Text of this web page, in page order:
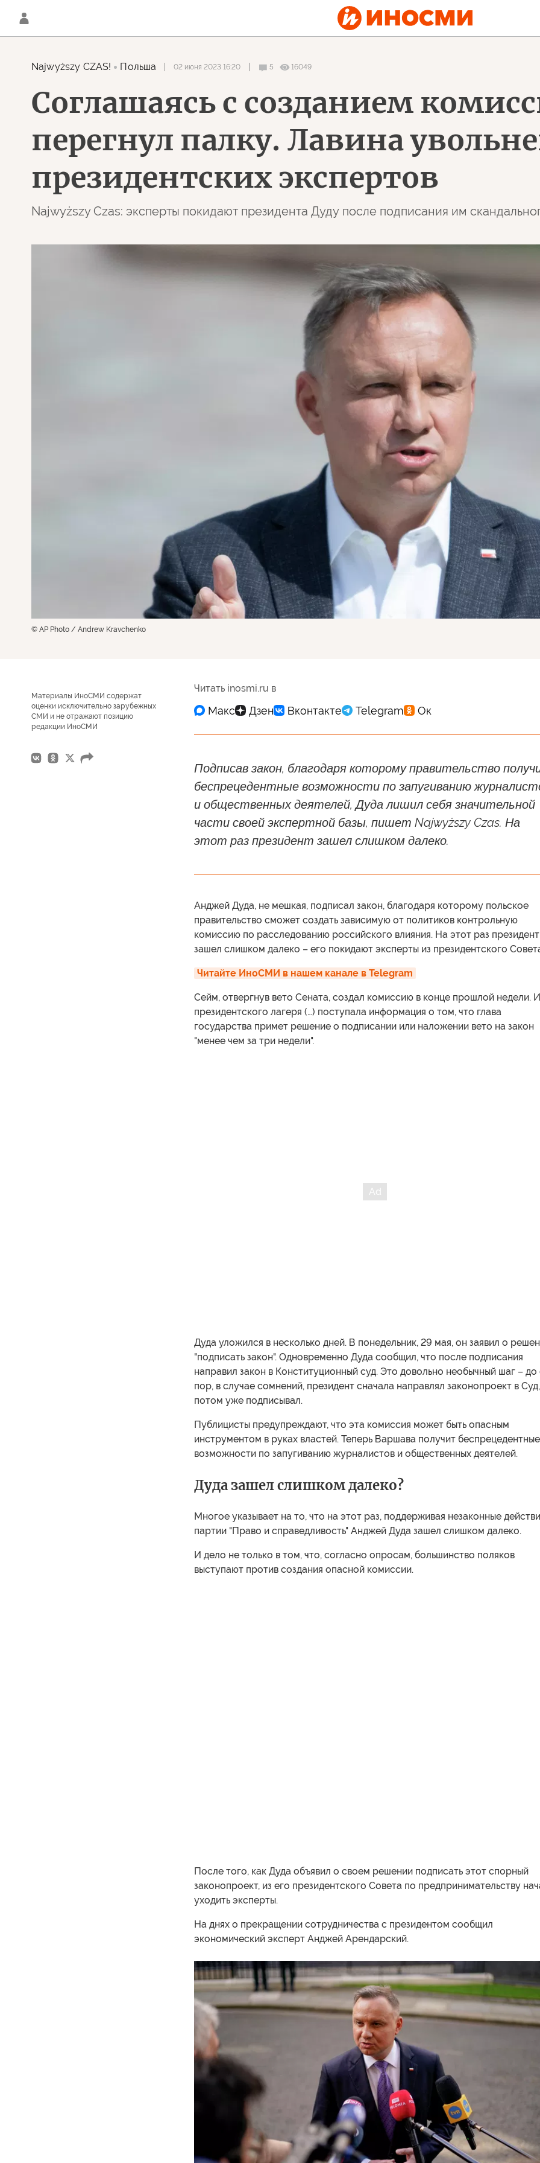
Najwyższy CZAS! Польша 02 июня 2023 16:20 5 16049
Соглашаясь с созданием
перегнул палку. Лавина
президентских экспертов
Najwyższy Czas: эксперты покидают президента Дуду после подписания им
© AP Photo / Andrew Kravchenko
Материалы ИноСМИ содержат
оценки исключительно зарубежных
СМИ и не отражают позицию
редакции ИноСМИ
Читать inosmi.ru в
Подписав закон, благодаря которому правительство
беспрецедентные возможности по запугиванию
и общественных деятелей, Дуда лишил себя значительной
части своей экспертной базы, пишет Najwyższy Czas. На
этот раз президент зашел слишком далеко.
Анджей Дуда, не мешкая, подписал закон, благодаря которому польское
правительство сможет создать зависимую от политиков контрольную
комиссию по расследованию российского влияния. На этот раз президент
зашел слишком далеко – его покидают эксперты из президентского
Читайте ИноСМИ в нашем канале в Telegram
Сейм, отвергнув вето Сената, создал комиссию в конце прошлой недели.
президентского лагеря (…) поступала информация о том, что глава
государства примет решение о подписании или наложении вето на закон
"менее чем за три недели".
Дуда уложился в несколько дней. В понедельник, 29 мая, он заявил о
"подписать закон". Одновременно Дуда сообщил, что после подписания
направил закон в Конституционный суд. Это довольно необычный шаг – до
пор, в случае сомнений, президент сначала направлял законопроект в
потом уже подписывал.
Публицисты предупреждают, что эта комиссия может быть опасным
инструментом в руках властей. Теперь Варшава получит беспрецедентные
возможности по запугиванию журналистов и общественных деятелей.
Дуда зашел слишком далеко?
Многое указывает на то, что на этот раз, поддерживая незаконные
партии "Право и справедливость" Анджей Дуда зашел слишком далеко.
И дело не только в том, что, согласно опросам, большинство поляков
выступают против создания опасной комиссии.
После того, как Дуда объявил о своем решении подписать этот спорный
законопроект, из его президентского Совета по предпринимательству
уходить эксперты.
На днях о прекращении сотрудничества с президентом сообщил
экономический эксперт Анджей Арендарский.